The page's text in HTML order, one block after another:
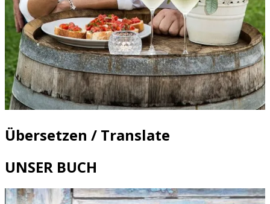
Übersetzen / Translate
UNSER BUCH